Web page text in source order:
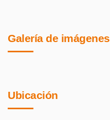
Galería de imágenes
Ubicación